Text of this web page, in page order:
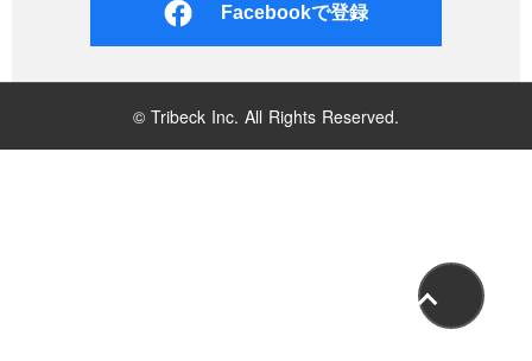
Facebookで登録
© Tribeck Inc. All Rights Reserved.